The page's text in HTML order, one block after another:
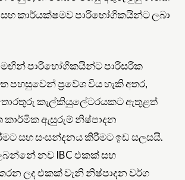
කාර්යක්ෂමව පාරිභෝගිකයින්ට ලබා
මඟින් පාරිභෝගිකයින්ට පාරිසරික
පහසුවෙන් ප්‍රවේශ විය හැකි අතර,
කැල්කියුලේටරයකට ඇතුළත්
ඇසුරුම් නිෂ්පාදන
සහ සංසන්දනය කිරීමට ඉඩ සලසයි.
නව IBC එකක් සහ
ලද එකක් වැනි නිෂ්පාදන වර්ග